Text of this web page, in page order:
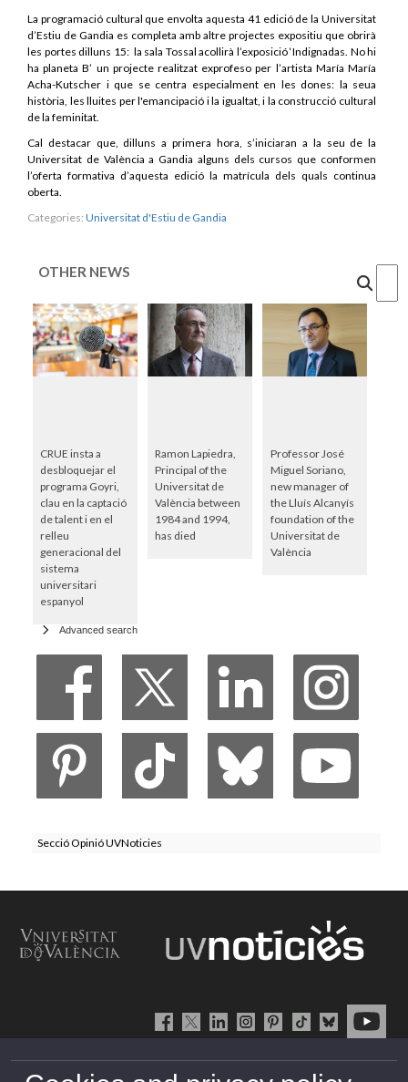
La programació cultural que envolta aquesta 41 edició de la Universitat
d’Estiu de Gandia es completa amb altre projectes expositiu que obrirà
les portes dilluns 15: la sala Tossal acollirà l’exposició ‘Indignadas. No hi
ha planeta B’ un projecte realitzat exprofeso per l’artista María María
Acha-Kutscher i que se centra especialment en les dones: la seua
història, les lluites per l'emancipació i la igualtat, i la construcció cultural
de la feminitat.
Cal destacar que, dilluns a primera hora, s’iniciaran a la seu de la
Universitat de València a Gandia alguns dels cursos que conformen
l’oferta formativa d’aquesta edició la matrícula dels quals continua
oberta.
Categories: Universitat d'Estiu de Gandia
OTHER NEWS
CRUE insta a
desbloquejar el
programa Goyri,
clau en la captació
de talent i en el
relleu
generacional del
sistema
universitari
espanyol
Ramon Lapiedra,
Principal of the
Universitat de
València between
1984 and 1994,
has died
Professor José
Miguel Soriano,
new manager of
the Lluís Alcanyís
foundation of the
Universitat de
València
Advanced search
Secció Opinió UVNoticies